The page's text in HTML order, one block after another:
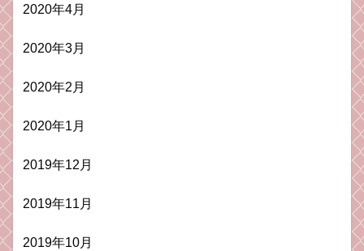
2020年4月
2020年3月
2020年2月
2020年1月
2019年12月
2019年11月
2019年10月